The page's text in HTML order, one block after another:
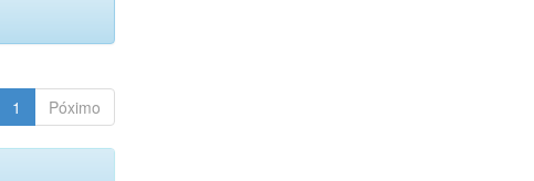
1 Póximo